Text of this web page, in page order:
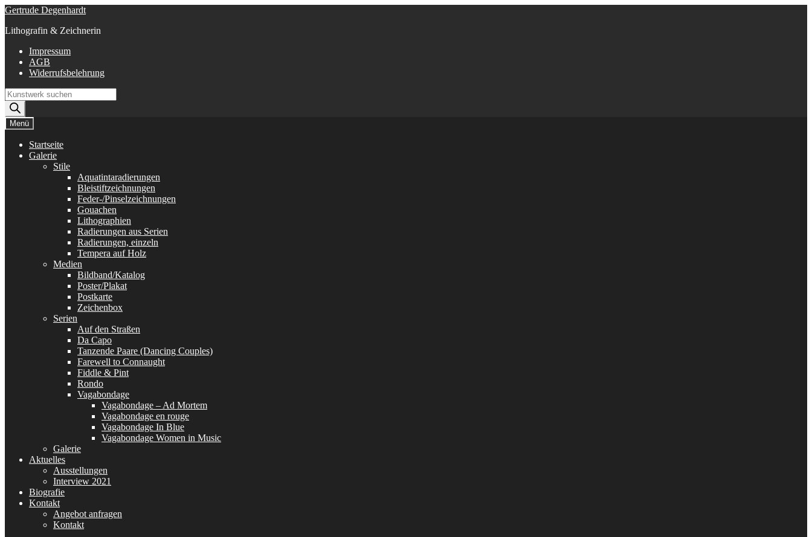
Zur
springen
Zum
springen
Gertrude Degenhardt
Lithografin & Zeichnerin
Impressum
AGB
Widerrufsbelehrung
Products
search
Menü
Startseite
Galerie
Stile
Aquatintaradierungen
Bleistiftzeichnungen
Feder-/Pinselzeichnungen
Gouachen
Lithographien
Radierungen aus Serien
Radierungen, einzeln
Tempera auf Holz
Medien
Bildband/Katalog
Poster/Plakat
Postkarte
Zeichenbox
Serien
Auf den Straßen
Da Capo
Tanzende Paare (Dancing Couples)
Farewell to Connaught
Fiddle & Pint
Rondo
Vagabondage
Vagabondage – Ad Mortem
Vagabondage en rouge
Vagabondage In Blue
Vagabondage Women in Music
Galerie
Aktuelles
Ausstellungen
Interview 2021
Biografie
Kontakt
Angebot anfragen
Kontakt